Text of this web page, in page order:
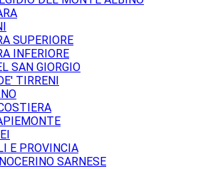
SUPERIORE
INFERIORE
SAN GIORGIO
TIRRENI
E PROVINCIA
SARNESE